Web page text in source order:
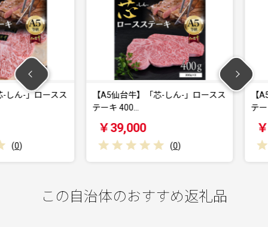
ロースス
【A5仙台牛】「芯-しん-」ロースス
テーキ 400…
￥39,000
(0 )
【A5仙台
テーキ
￥
この自治体のおすすめ返礼品